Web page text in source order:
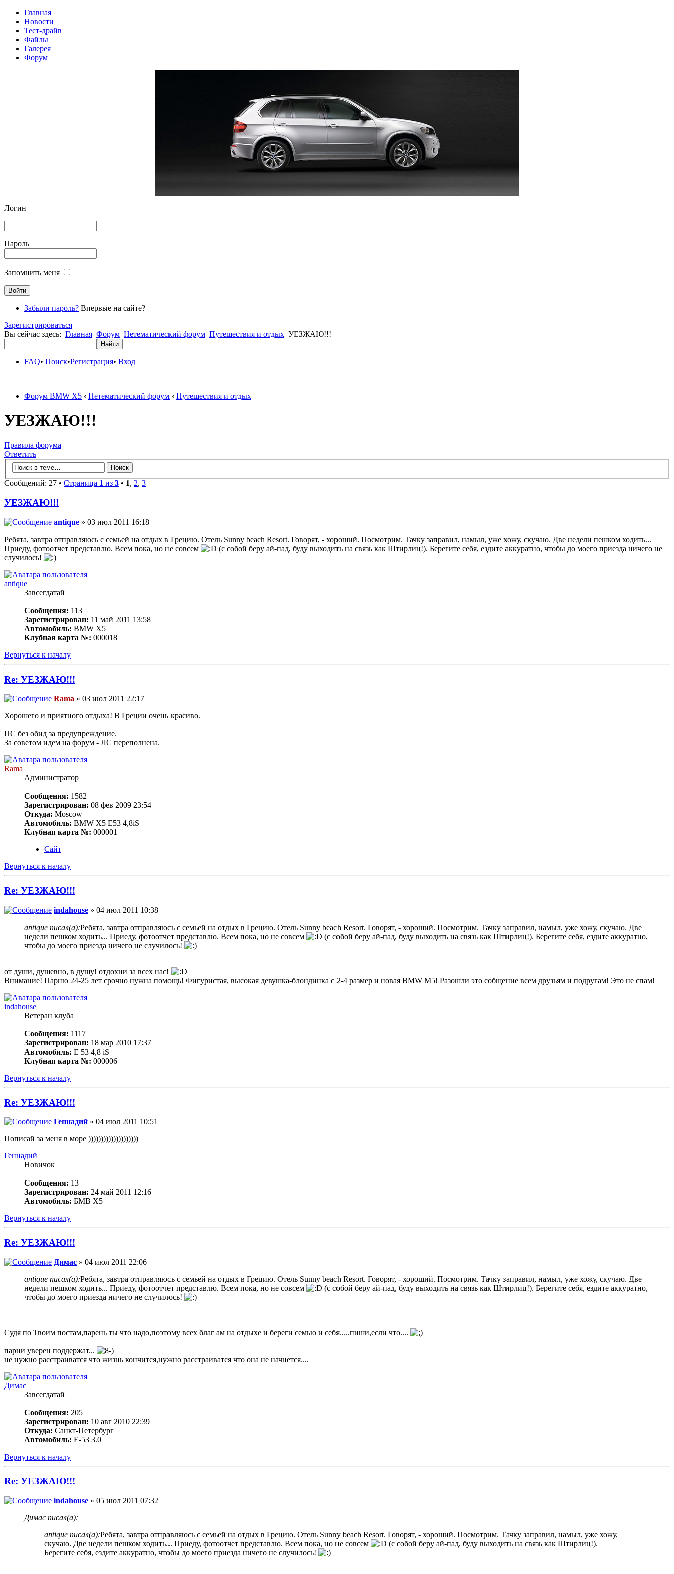
Главная
Новости
Тест-драйв
Файлы
Галерея
Форум
Логин
Пароль
Запомнить меня
Забыли пароль? Впервые на сайте?
Зарегистрироваться
Вы сейчас здесь: Главная Форум Нетематический форум Путешествия и отдых УЕЗЖАЮ!!!
FAQ• Поиск•Регистрация• Вход
Форум BMW X5 ‹ Нетематический форум ‹ Путешествия и отдых
УЕЗЖАЮ!!!
Правила форума
Ответить
Сообщений: 27 • Страница 1 из 3 • 1, 2, 3
УЕЗЖАЮ!!!
antique » 03 июл 2011 16:18
Ребята, завтра отправляюсь с семьей на отдых в Грецию. Отель Sunny beach Resort. Говорят, - хороший. Посмотрим. Тачку заправил, намыл, уже хожу, скучаю. Две недели пешком ходить...
Приеду, фотоотчет представлю. Всем пока, но не совсем
(с собой беру ай-пад, буду выходить на связь как Штирлиц!). Берегите себя, ездите аккуратно, чтобы до моего приезда ничего не
случилось!
antique
Завсегдатай
Сообщения: 113
Зарегистрирован: 11 май 2011 13:58
Автомобиль: BMW X5
Клубная карта №: 000018
Вернуться к началу
Re: УЕЗЖАЮ!!!
Rama » 03 июл 2011 22:17
Хорошего и приятного отдыха! В Греции очень красиво.
ПС без обид за предупреждение.
За советом идем на форум - ЛС переполнена.
Rama
Администратор
Сообщения: 1582
Зарегистрирован: 08 фев 2009 23:54
Откуда: Moscow
Автомобиль: BMW X5 E53 4,8iS
Клубная карта №: 000001
Сайт
Вернуться к началу
Re: УЕЗЖАЮ!!!
indahouse » 04 июл 2011 10:38
antique писал(а):Ребята, завтра отправляюсь с семьей на отдых в Грецию. Отель Sunny beach Resort. Говорят, - хороший. Посмотрим. Тачку заправил, намыл, уже хожу, скучаю. Две
недели пешком ходить... Приеду, фотоотчет представлю. Всем пока, но не совсем
(с собой беру ай-пад, буду выходить на связь как Штирлиц!). Берегите себя, ездите аккуратно,
чтобы до моего приезда ничего не случилось!
от души, душевно, в душу! отдохни за всех нас!
Внимание! Парню 24-25 лет срочно нужна помощь! Фигуристая, высокая девушка-блондинка с 2-4 размер и новая BMW M5! Разошли это собщение всем друзьям и подругам! Это не спам!
indahouse
Ветеран клуба
Сообщения: 1117
Зарегистрирован: 18 мар 2010 17:37
Автомобиль: Е 53 4,8 iS
Клубная карта №: 000006
Вернуться к началу
Re: УЕЗЖАЮ!!!
Геннадий » 04 июл 2011 10:51
Пописай за меня в море ))))))))))))))))))))
Геннадий
Новичок
Сообщения: 13
Зарегистрирован: 24 май 2011 12:16
Автомобиль: БМВ Х5
Вернуться к началу
Re: УЕЗЖАЮ!!!
Димас » 04 июл 2011 22:06
antique писал(а):Ребята, завтра отправляюсь с семьей на отдых в Грецию. Отель Sunny beach Resort. Говорят, - хороший. Посмотрим. Тачку заправил, намыл, уже хожу, скучаю. Две
недели пешком ходить... Приеду, фотоотчет представлю. Всем пока, но не совсем
(с собой беру ай-пад, буду выходить на связь как Штирлиц!). Берегите себя, ездите аккуратно,
чтобы до моего приезда ничего не случилось!
Судя по Твоим постам,парень ты что надо,поэтому всех благ ам на отдыхе и береги семью и себя.....пиши,если что....
парни уверен поддержат...
не нужно расстраиватся что жизнь кончится,нужно расстраиватся что она не начнется....
Димас
Завсегдатай
Сообщения: 205
Зарегистрирован: 10 авг 2010 22:39
Откуда: Санкт-Петербург
Автомобиль: Е-53 3.0
Вернуться к началу
Re: УЕЗЖАЮ!!!
indahouse » 05 июл 2011 07:32
Димас писал(а):
antique писал(а):Ребята, завтра отправляюсь с семьей на отдых в Грецию. Отель Sunny beach Resort. Говорят, - хороший. Посмотрим. Тачку заправил, намыл, уже хожу,
скучаю. Две недели пешком ходить... Приеду, фотоотчет представлю. Всем пока, но не совсем
(с собой беру ай-пад, буду выходить на связь как Штирлиц!).
Берегите себя, ездите аккуратно, чтобы до моего приезда ничего не случилось!